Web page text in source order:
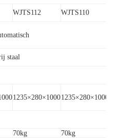
WJTS112 WJTS110
staal
1235×280×10001235×280×1000
70kg 70kg